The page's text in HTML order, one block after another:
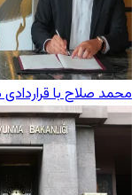
محمد صلاح با قراردادی